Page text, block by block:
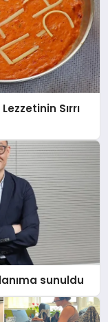
Sırrı
sunuldu